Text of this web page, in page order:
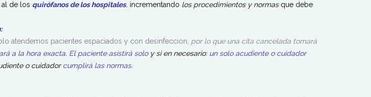
de los quirófanosde los hospitales, incrementando los procedimientos y normas que debe
:
atendemos pacientes espaciados y con desinfeccion, por lo que una cita cancelada tomará
a la hora exacta. El paciente asistirá solo y si en necesario: un solo acudiente o cuidador
o cuidadorcumplirá las normas.